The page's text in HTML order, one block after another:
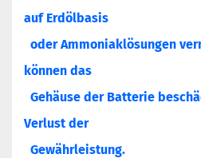
auf Erdölbasis
oder Ammoniaklösungen
können das
Gehäuse der Batterie
Verlust der
Gewährleistung.